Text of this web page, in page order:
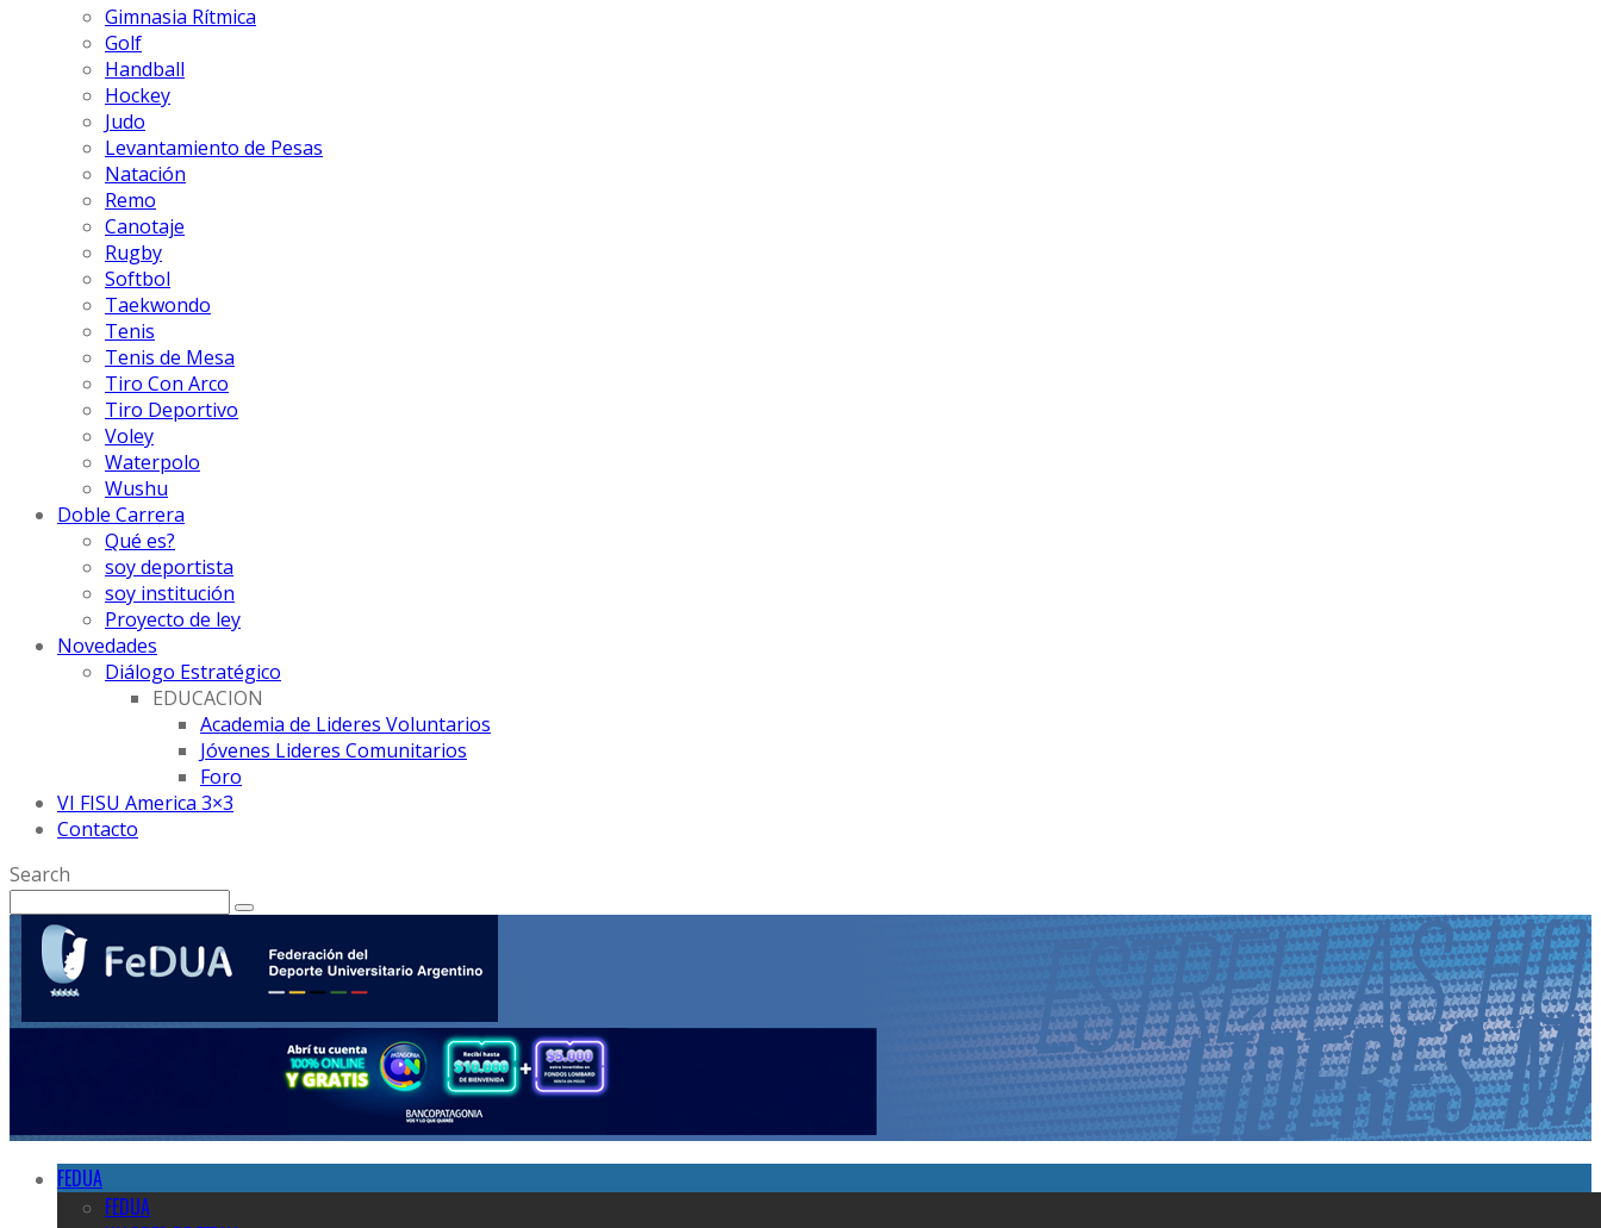
Gimnasia Rítmica
Golf
Handball
Hockey
Judo
Levantamiento de Pesas
Natación
Remo
Canotaje
Rugby
Softbol
Taekwondo
Tenis
Tenis de Mesa
Tiro Con Arco
Tiro Deportivo
Voley
Waterpolo
Wushu
Doble Carrera
Qué es?
soy deportista
soy institución
Proyecto de ley
Novedades
Diálogo Estratégico
EDUCACION
Academia de Lideres Voluntarios
Jóvenes Lideres Comunitarios
Foro
VI FISU America 3×3
Contacto
Search
FEDUA
FEDUA